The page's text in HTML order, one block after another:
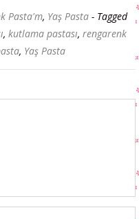
Pasta'm, Yaş Pasta - Tagged
, kutlama pastası, rengarenk
, Yaş Pasta